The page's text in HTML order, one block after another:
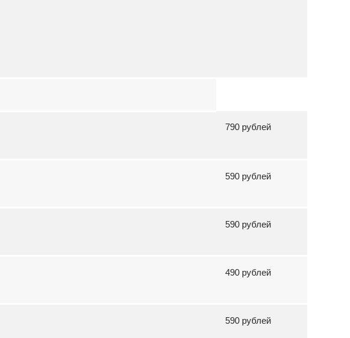
790 рублей
590 рублей
590 рублей
490 рублей
590 рублей